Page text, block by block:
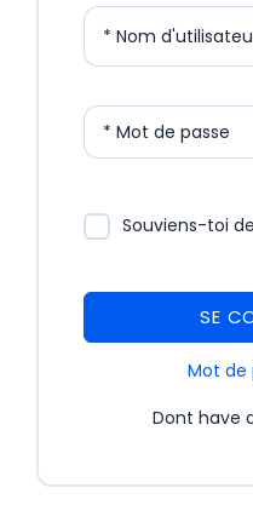
* Nom
* Mot de passe
Souviens-toi
SE
Mot de
Dont have